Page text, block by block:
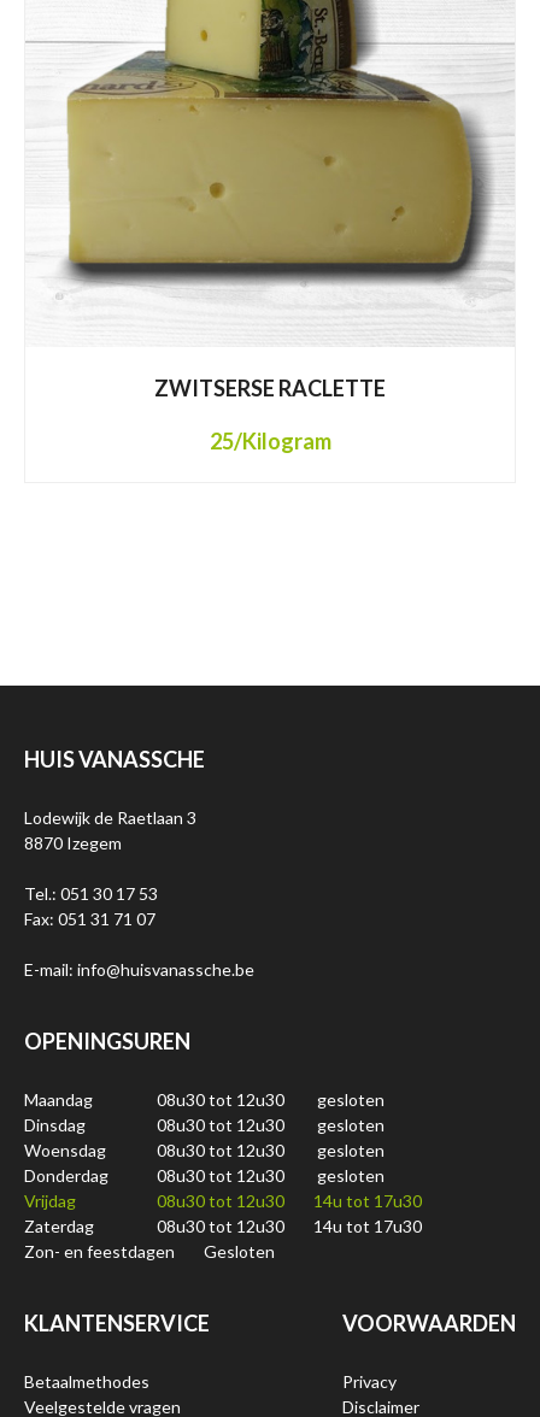
ZWITSERSE RACLETTE
25/Kilogram
HUIS VANASSCHE
Lodewijk de Raetlaan 3
8870 Izegem
Tel.: 051 30 17 53
Fax: 051 31 71 07
E-mail: info@huisvanassche.be
OPENINGSUREN
Maandag 08u30 tot 12u30
gesloten
Dinsdag
08u30 tot 12u30
gesloten
Woensdag
08u30 tot 12u30
gesloten
Donderdag
08u30 tot 12u30
gesloten
Vrijdag
08u30 tot 12u30
14u tot 17u30
Zaterdag
08u30 tot 12u30
14u tot 17u30
Zon- en feestdagen
Gesloten
KLANTENSERVICE
Betaalmethodes
Veelgestelde vragen
VOORWAARDEN
Privacy
Disclaimer